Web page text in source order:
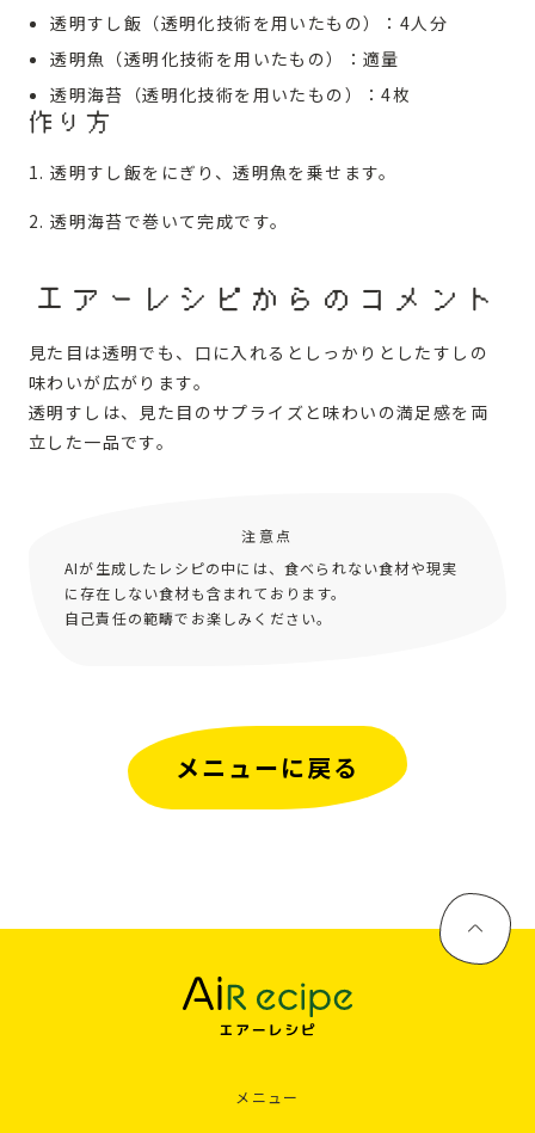
透明すし飯（透明化技術を用いたもの）：4人分
透明魚（透明化技術を用いたもの）：適量
透明海苔（透明化技術を用いたもの）：4枚
作り方
透明すし飯をにぎり、透明魚を乗せます。
透明海苔で巻いて完成です。
エアーレシピからのコメント
見た目は透明でも、口に入れるとしっかりとしたすしの
味わいが広がります。
透明すしは、見た目のサプライズと味わいの満足感を両
立した一品です。
注意点
AIが生成したレシピの中には、食べられない食材や現実
に存在しない食材も含まれております。
自己責任の範疇でお楽しみください。
メニューに戻る
メニュー